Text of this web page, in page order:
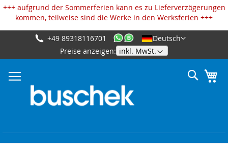
+++ aufgrund der Sommerferien kann es zu Lieferverzögerungen
kommen, teilweise sind die Werke in den Werksferien +++
Zum
Inhalt
Deutsch
Preise anzeigen:
+49 89318116701
Suche
Cookie-Einstellungen